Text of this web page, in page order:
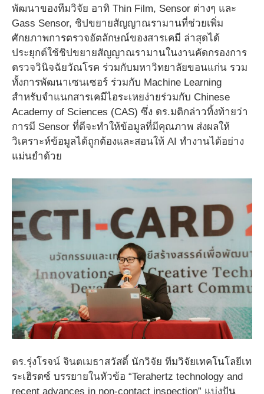
พัฒนาของทีมวิจัย อาทิ Thin Film, Sensor ต่างๆ และ
Gass Sensor, ชิปขยายสัญญาณรามานที่ช่วยเพิ่ม
ศักยภาพการตรวจอัตลักษณ์ของสารเคมี ล่าสุดได้
ประยุกต์ใช้ชิปขยายสัญญาณรามานในงานคัดกรองการ
ตรวจวินิจฉัยวัณโรค ร่วมกับมหาวิทยาลัยขอนแก่น รวม
ทั้งการพัฒนาเซนเซอร์ ร่วมกับ Machine Learning
สำหรับจำแนกสารเคมีไอระเหยง่ายร่วมกับ Chinese
Academy of Sciences (CAS) ซึ่ง ดร.มติกล่าวทิ้งท้ายว่า
การมี Sensor ที่ดีจะทำให้ข้อมูลที่มีคุณภาพ ส่งผลให้
วิเคราะห์ข้อมูลได้ถูกต้องและสอนให้ AI ทำงานได้อย่าง
แม่นยำด้วย
ดร.รุ่งโรจน์ จินตเมธาสวัสดิ์ นักวิจัย ทีมวิจัยเทคโนโลยีเท
ระเฮิรตซ์ บรรยายในหัวข้อ “Terahertz technology and
recent advances in non-contact inspection” แบ่งปัน